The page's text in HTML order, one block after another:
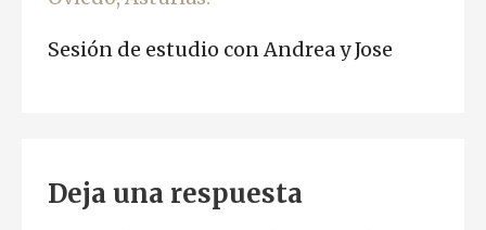
Sesión de estudio con Andrea y Jose
Deja una respuesta